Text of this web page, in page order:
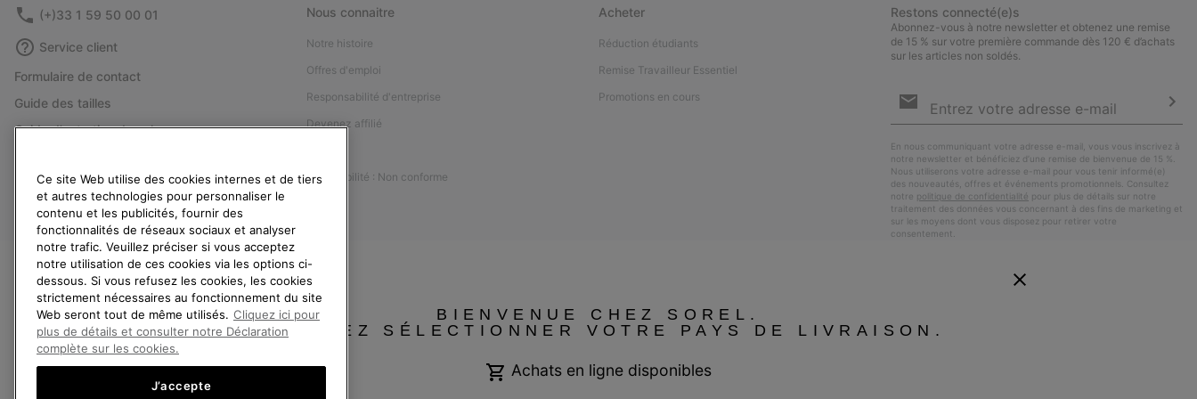
(+)33 1 59 50 00 01
Service client
Formulaire de contact
Guide des tailles
Guide d'entretien des chaussures
Rétractation
Statut de la commande
Livraison
Paiement
Questions fréquentes
Nous connaitre
Notre histoire
Offres d'emploi
Responsabilité d'entreprise
Devenez affilié
Accessibilité : Non conforme
Acheter
Réduction étudiants
Remise Travailleur Essentiel
Promotions en cours
Restons connecté(e)s
Abonnez-vous à notre newsletter et obtenez une remise
de 15 % sur votre première commande dès 120 € d’achats
sur les articles non soldés.
par
En nous communiquant votre adresse e-mail, vous vous inscrivez à
notre newsletter et bénéficiez d’une remise de bienvenue de 15 %.
Nous utiliserons votre adresse e-mail pour vous tenir informé(e)
des nouveautés, offres et événements promotionnels. Consultez
notre politique de confidentialité pour plus de détails sur notre
traitement des données vous concernant à des fins de marketing et
sur les moyens dont vous disposez pour retirer votre
consentement.
BIENVENUE CHEZ SOREL.
VEUILLEZ SÉLECTIONNER VOTRE PAYS DE LIVRAISON.
Achats en ligne disponibles
Ce site Web utilise des cookies internes et de tiers
et autres technologies pour personnaliser le
contenu et les publicités, fournir des
fonctionnalités de réseaux sociaux et analyser
notre trafic. Veuillez préciser si vous acceptez
notre utilisation de ces cookies via les options ci-
dessous. Si vous refusez les cookies, les cookies
strictement nécessaires au fonctionnement du site
Web seront tout de même utilisés. Cliquez ici pour
plus de détails et consulter notre Déclaration
complète sur les cookies.
J’accepte